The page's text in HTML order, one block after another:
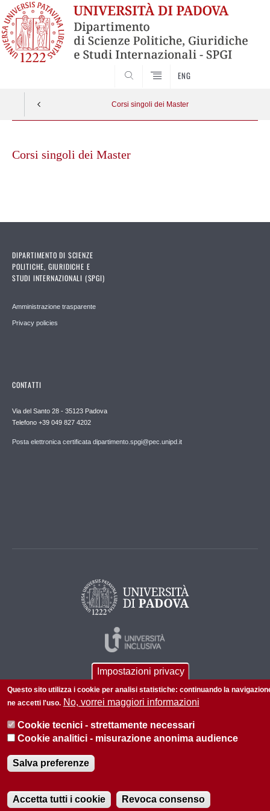
ENG
Corsi singoli dei Master
contentCorsi singoli dei Master
DIPARTIMENTO DI SCIENZE
POLITICHE, GIURIDICHE E
STUDI INTERNAZIONALI (SPGI)
Amministrazione trasparente
Privacy policies
CONTATTI
Via del Santo 28 - 35123 Padova
Telefono +39 049 827 4202
Posta elettronica certificata dipartimento.spgi@pec.unipd.it
© 2026 Università di Padova - Tutti i diritti riservati
Impostazioni privacy
Questo sito utilizza i cookie per analisi statistiche: continuando la
ne accetti l'uso. No, vorrei maggiori informazioni
Cookie tecnici - strettamente necessari
Cookie analitici - misurazione anonima audience
Salva preferenze
Accetta tutti i cookie Revoca consenso